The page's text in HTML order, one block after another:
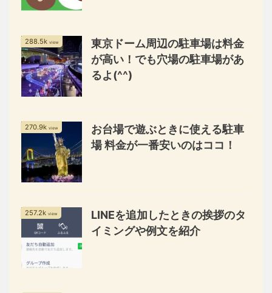
288.5k view
東京ドーム周辺の駐車場は料金
が高い！でも穴場の駐車場があ
るよ(^^)
270.9k view
お台場で遊ぶときに使える駐車
場 料金が一番安いのはココ！
257.2k view
LINEを追加したときの挨拶のタ
イミングや例文を紹介